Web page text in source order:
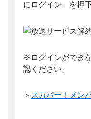
にログイン」を押
※ログインができ
認ください。
＞ スカパー！メン